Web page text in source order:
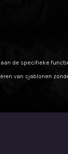
de specifieke
van sjablonen